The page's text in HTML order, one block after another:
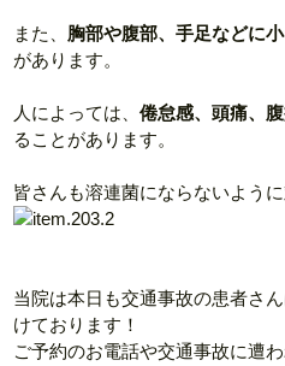
また、 胸部や腹部、手足などに
があります。
人によっては、倦怠感、頭痛、
ることがあります。
皆さんも溶連菌にならないように
当院は本日も交通事故の患者さ
けております！
ご予約のお電話や交通事故に遭